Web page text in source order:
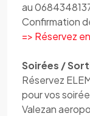
au
Confirmation
=> Réservez
Soirées /
Réservez
pour vos
Valezan